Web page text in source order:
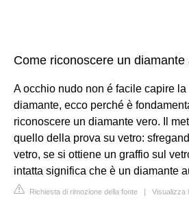
Come riconoscere un
A occhio nudo non é facile capire la
diamante, ecco perché è
riconoscere un diamante vero. Il
quello della prova su vetro:
vetro, se si ottiene un graffio sul
intatta significa che è un diamante
Richiesta di rimozione della fonte | Visualizza